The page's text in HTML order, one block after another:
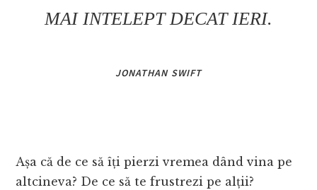
MAI INTELEPT DECAT IERI.
JONATHAN SWIFT
Așa că de ce să îți pierzi vremea dând vina pe
altcineva? De ce să te frustrezi pe alții?